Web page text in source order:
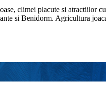
climei placute si atractiilor
si Benidorm. Agricultura